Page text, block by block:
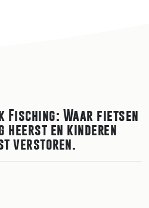
Fisching: Waar fietsen
heerst en kinderen
verstoren.